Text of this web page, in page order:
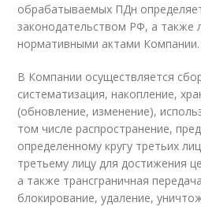
обрабатываемых ПДн
законодательством РФ, а также
нормативными актами Компании.
В Компании осуществляется
систематизация, накопление,
(обновление, изменение),
том числе распространение,
определенному кругу третьих
третьему лицу для достижения
а также трансграничная
блокирование, удаление,